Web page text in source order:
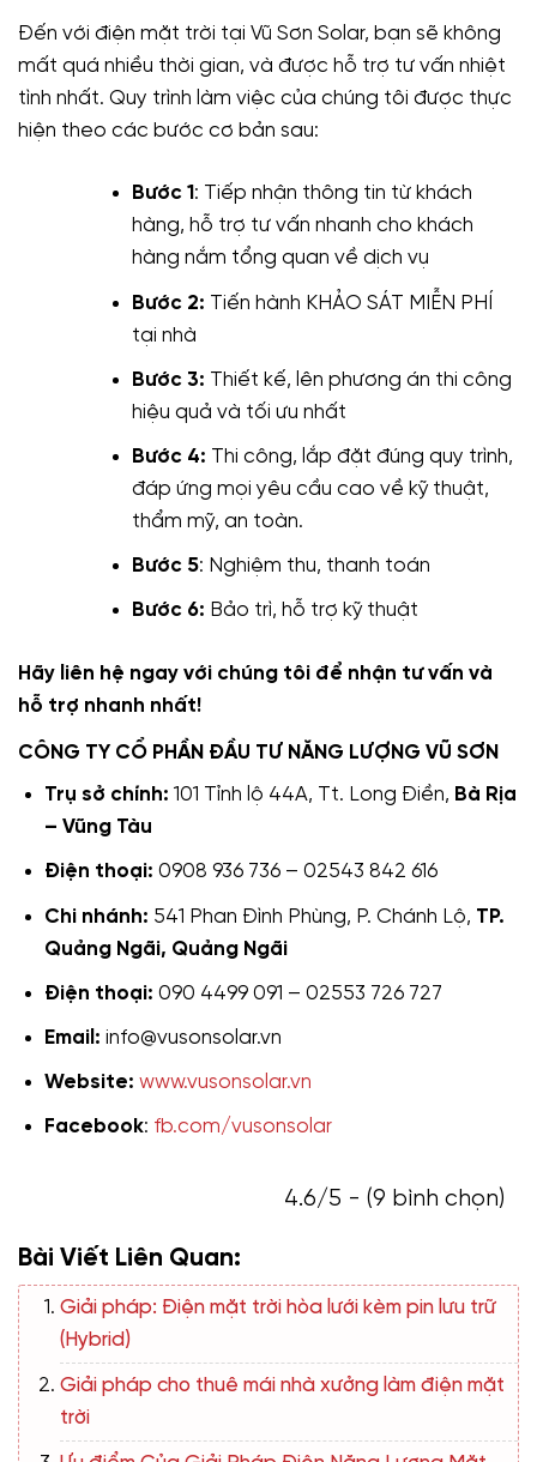
Đến với điện mặt trời tại Vũ Sơn Solar, bạn sẽ không
mất quá nhiều thời gian, và được hỗ trợ tư vấn nhiệt
tình nhất. Quy trình làm việc của chúng tôi được thực
hiện theo các bước cơ bản sau:
Bước 1 : Tiếp nhận thông tin từ khách
hàng, hỗ trợ tư vấn nhanh cho khách
hàng nắm tổng quan về dịch vụ
Bước 2: Tiến hành KHẢO SÁT MIỄN PHÍ
tại nhà
Bước 3: Thiết kế, lên phương án thi công
hiệu quả và tối ưu nhất
Bước 4: Thi công, lắp đặt đúng quy trình,
đáp ứng mọi yêu cầu cao về kỹ thuật,
thẩm mỹ, an toàn.
Bước 5: Nghiệm thu, thanh toán
Bước 6: Bảo trì, hỗ trợ kỹ thuật
Hãy liên hệ ngay với chúng tôi để nhận tư vấn và
hỗ trợ nhanh nhất!
CÔNG TY CỔ PHẦN ĐẦU TƯ NĂNG LƯỢNG VŨ SƠN
Trụ sở chính: 101 Tỉnh lộ 44A, Tt. Long Điền, Bà Rịa
– Vũng Tàu
Điện thoại: 0908 936 736 – 02543 842 616
Chi nhánh: 541 Phan Đình Phùng, P. Chánh Lộ, TP.
Quảng Ngãi, Quảng Ngãi
Điện thoại: 090 4499 091 – 02553 726 727
Email: info@vusonsolar.vn
Website: www.vusonsolar.vn
Facebook: fb.com/vusonsolar
4.6/5 - (9 bình chọn)
Bài Viết Liên Quan:
Giải pháp: Điện mặt trời hòa lưới kèm pin lưu trữ
(Hybrid)
Giải pháp cho thuê mái nhà xưởng làm điện mặt
trời